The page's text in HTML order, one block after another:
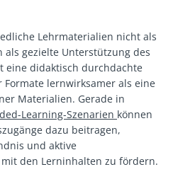
Lehrmaterialien nicht als
als gezielte Unterstützung des
eine didaktisch durchdachte
Formate lernwirksamer als eine
Materialien. Gerade in
Learning-Szenarien können
dazu beitragen,
und aktive
den Lerninhalten zu fördern.